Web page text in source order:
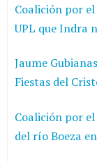
Coalición por el
UPL que Indra
Jaume
Fiestas del
Coalición por
del río Boeza